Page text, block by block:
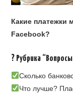
Какие платежки
Facebook?
? Рубрика
Сколько
Что лучше?